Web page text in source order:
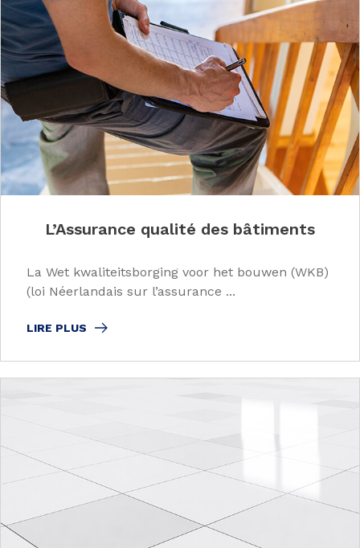
L’Assurance qualité des bâtiments
La Wet kwaliteitsborging voor het bouwen (WKB)
(loi Néerlandais sur l’assurance ...
LIRE PLUS